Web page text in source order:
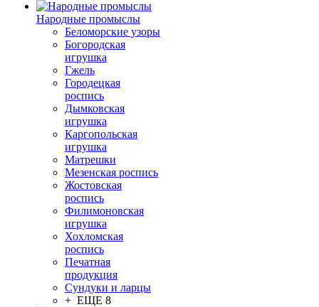
Народные промыслы
Беломорские узоры
Богородская
игрушка
Гжель
Городецкая
роспись
Дымковская
игрушка
Каргопольская
игрушка
Матрешки
Мезенская роспись
Жостовская
роспись
Филимоновская
игрушка
Хохломская
роспись
Печатная
продукция
Сундуки и ларцы
+ ЕЩЕ 8